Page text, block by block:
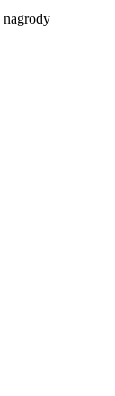
nagrody